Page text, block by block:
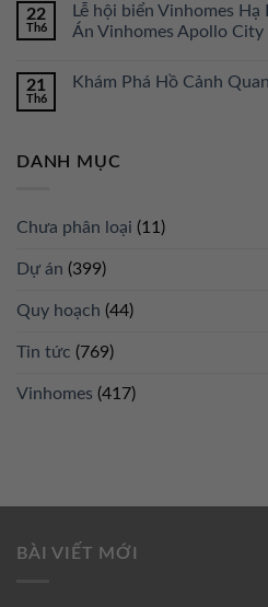
22
Th6
Lễ hội biển Vinhomes
Án Vinhomes Apollo City
21
Th6
Khám Phá Hồ Cảnh
DANH MỤC
Chưa phân loại (11)
Dự án (399)
Quy hoạch (44)
Tin tức (769)
Vinhomes (417)
BÀI VIẾT MỚI